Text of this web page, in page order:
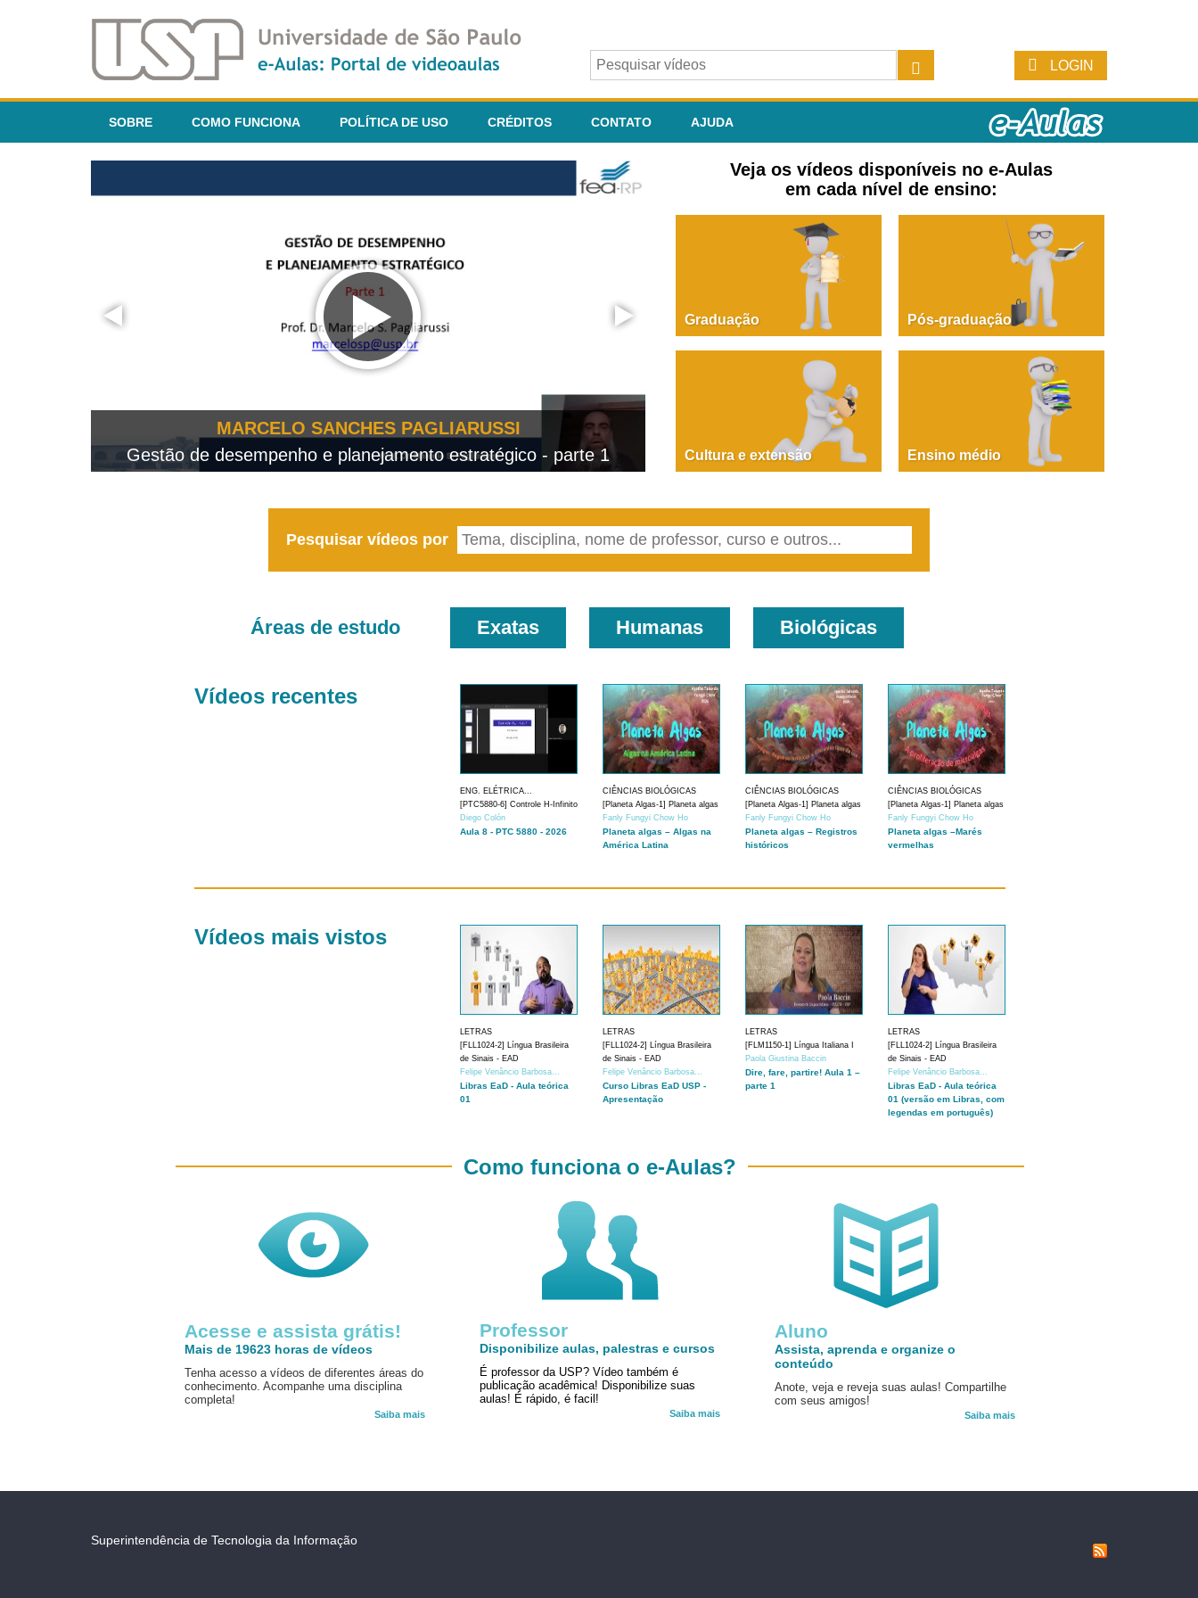
LOGIN
SOBRE COMO FUNCIONA POLÍTICA DE USO CRÉDITOS CONTATO AJUDA
MARCELO SANCHES PAGLIARUSSI
Gestão de desempenho e planejamento estratégico - parte 1
PAOLA GIUSTINA BACCIN
Dire, fare, partire! Aula 1 – parte 1
Veja os vídeos disponíveis no e-Aulas
em cada nível de ensino:
Graduação Pós-graduação
Cultura e extensão Ensino médio
Pesquisar vídeos por
Áreas de estudo Exatas Humanas Biológicas
Vídeos recentes
ENG. ELÉTRICA...
[PTC5880-6] Controle H-Infinito
Diego Colón
Aula 8 - PTC 5880 - 2026
CIÊNCIAS BIOLÓGICAS
[Planeta Algas-1] Planeta algas
Fanly Fungyi Chow Ho
Planeta algas – Algas na
América Latina
CIÊNCIAS BIOLÓGICAS
[Planeta Algas-1] Planeta algas
Fanly Fungyi Chow Ho
Planeta algas – Registros
históricos
CIÊNCIAS BIOLÓGICAS
[Planeta Algas-1] Planeta algas
Fanly Fungyi Chow Ho
Planeta algas –Marés
vermelhas
Vídeos mais vistos
LETRAS
[FLL1024-2] Língua Brasileira
de Sinais - EAD
Felipe Venâncio Barbosa...
Libras EaD - Aula teórica
01
LETRAS
[FLL1024-2] Língua Brasileira
de Sinais - EAD
Felipe Venâncio Barbosa...
Curso Libras EaD USP -
Apresentação
LETRAS
[FLM1150-1] Língua Italiana I
Paola Giustina Baccin
Dire, fare, partire! Aula 1 –
parte 1
LETRAS
[FLL1024-2] Língua Brasileira
de Sinais - EAD
Felipe Venâncio Barbosa...
Libras EaD - Aula teórica
01 (versão em Libras, com
legendas em português)
Acesse e assista grátis!
Mais de 19623 horas de vídeos
Tenha acesso a vídeos de diferentes áreas do
conhecimento. Acompanhe uma disciplina
completa!
Saiba mais
Aluno
Assista, aprenda e organize o
conteúdo
Anote, veja e reveja suas aulas! Compartilhe
com seus amigos!
Saiba mais
Como funciona o e-Aulas?
Professor
Disponibilize aulas, palestras e cursos
É professor da USP? Vídeo também é
publicação acadêmica! Disponibilize suas
aulas! É rápido, é facil!
Saiba mais
Superintendência de Tecnologia da Informação